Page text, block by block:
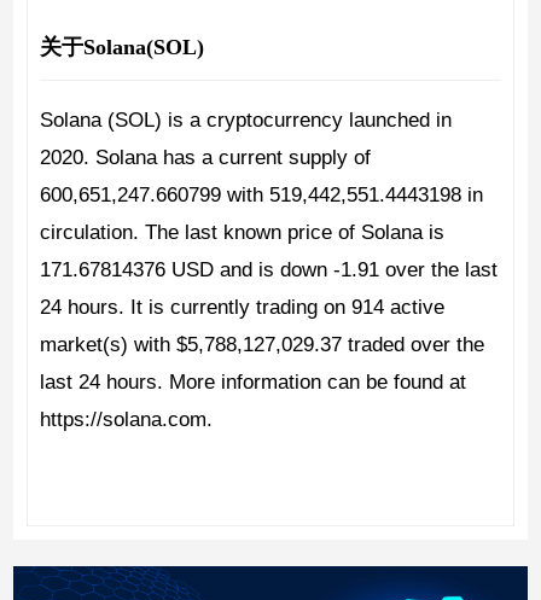
关于Solana(SOL)
Solana (SOL) is a cryptocurrency launched in
2020. Solana has a current supply of
600,651,247.660799 with 519,442,551.4443198 in
circulation. The last known price of Solana is
171.67814376 USD and is down -1.91 over the last
24 hours. It is currently trading on 914 active
market(s) with $5,788,127,029.37 traded over the
last 24 hours. More information can be found at
https://solana.com.